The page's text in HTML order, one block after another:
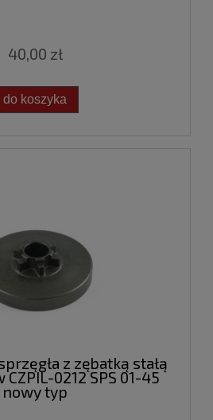
40,00 zł
do koszyka
z zębatką stałą
0212 SPS 01-45
nowy typ